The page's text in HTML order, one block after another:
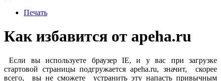
Печать
Как избавится от apeha.ru
Если вы используете браузер IE, и у вас при загрузке
стартовой страницы подгружается apeha.ru, значит, скорее
всего, вы не сможете устранить эту напасть привычным